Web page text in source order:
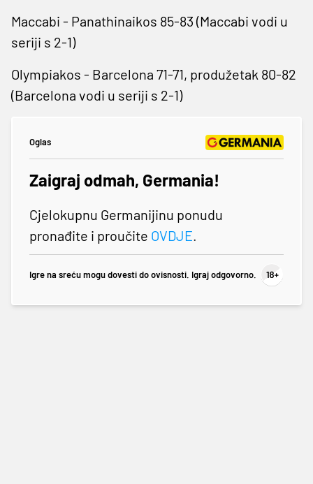
Maccabi - Panathinaikos 85-83 (Maccabi vodi u
seriji s 2-1)
Olympiakos - Barcelona 71-71, produžetak 80-82
(Barcelona vodi u seriji s 2-1)
Oglas
Zaigraj odmah, Germania!
Cjelokupnu Germanijinu ponudu
pronađite i proučite OVDJE.
Igre na sreću mogu dovesti do ovisnosti. Igraj odgovorno.